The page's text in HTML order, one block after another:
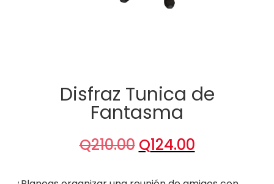
Disfraz Tunica de
Fantasma
Q210.00 Q124.00